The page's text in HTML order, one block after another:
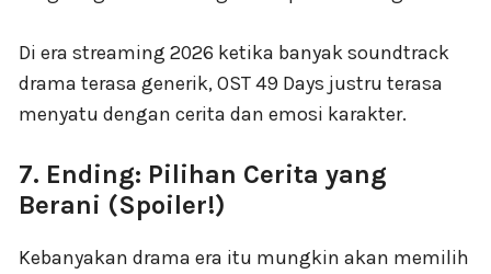
Di era streaming 2026 ketika banyak soundtrack
drama terasa generik, OST 49 Days justru terasa
menyatu dengan cerita dan emosi karakter.
7. Ending: Pilihan Cerita yang
Berani (Spoiler!)
Kebanyakan drama era itu mungkin akan memilih